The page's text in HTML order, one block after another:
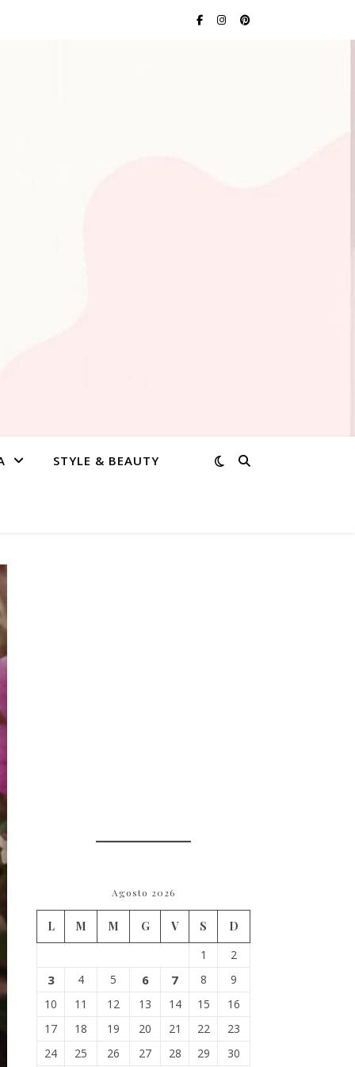
STYLE & BEAUTY
Agosto 2026
L M M G V S
D
1
2
3 4 5 6 7 8
9
10
11 12 13 14 15
16
17
18 19 20 21 22
23
24
25 26 27 28 29 30